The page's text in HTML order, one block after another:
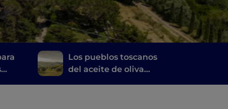
Los pueblos toscanos
del aceite de oliva